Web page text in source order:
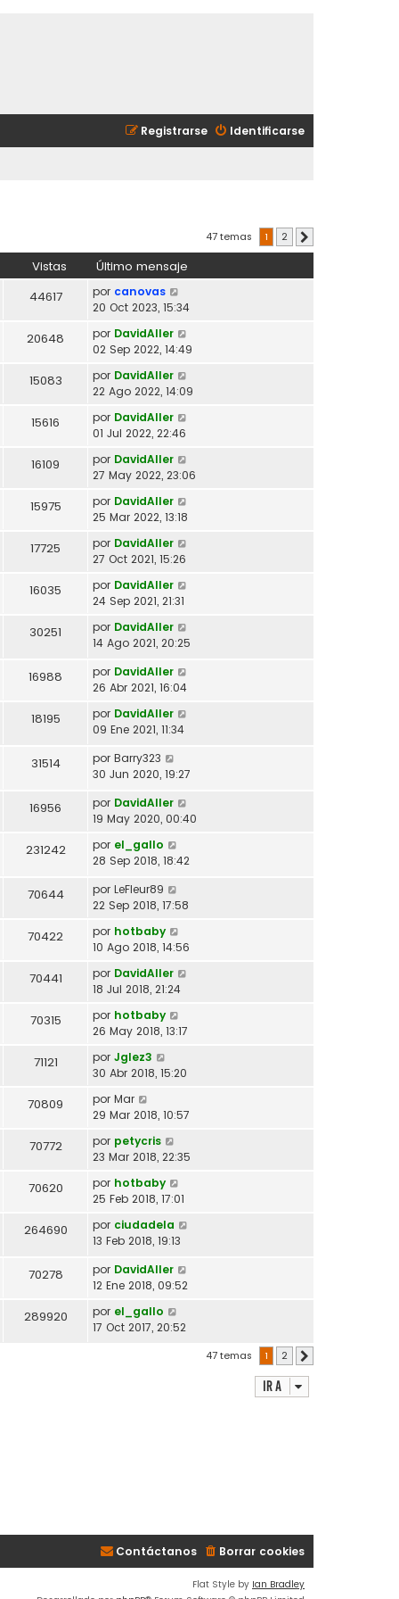
Identificarse
Registrarse
47 temas 1 2
Vistas Último mensaje
44617 por canovas
20 Oct 2023, 15:34
20648 por DavidAller
02 Sep 2022, 14:49
15083 por DavidAller
22 Ago 2022, 14:09
15616 por DavidAller
01 Jul 2022, 22:46
16109 por DavidAller
27 May 2022, 23:06
15975 por DavidAller
25 Mar 2022, 13:18
17725 por DavidAller
27 Oct 2021, 15:26
16035 por DavidAller
24 Sep 2021, 21:31
30251 por DavidAller
14 Ago 2021, 20:25
16988 por DavidAller
26 Abr 2021, 16:04
18195 por DavidAller
09 Ene 2021, 11:34
31514 por Barry323
30 Jun 2020, 19:27
16956 por DavidAller
19 May 2020, 00:40
231242 por el_gallo
28 Sep 2018, 18:42
70644 por LeFleur89
22 Sep 2018, 17:58
70422 por hotbaby
10 Ago 2018, 14:56
70441 por DavidAller
18 Jul 2018, 21:24
70315 por hotbaby
26 May 2018, 13:17
71121 por Jglez3
30 Abr 2018, 15:20
70809 por Mar
29 Mar 2018, 10:57
70772 por petycris
23 Mar 2018, 22:35
70620 por hotbaby
25 Feb 2018, 17:01
264690 por ciudadela
13 Feb 2018, 19:13
70278 por DavidAller
12 Ene 2018, 09:52
289920 por el_gallo
17 Oct 2017, 20:52
47 temas 1 2
Ir a
Borrar cookies
Contáctanos
Flat Style by Ian Bradley